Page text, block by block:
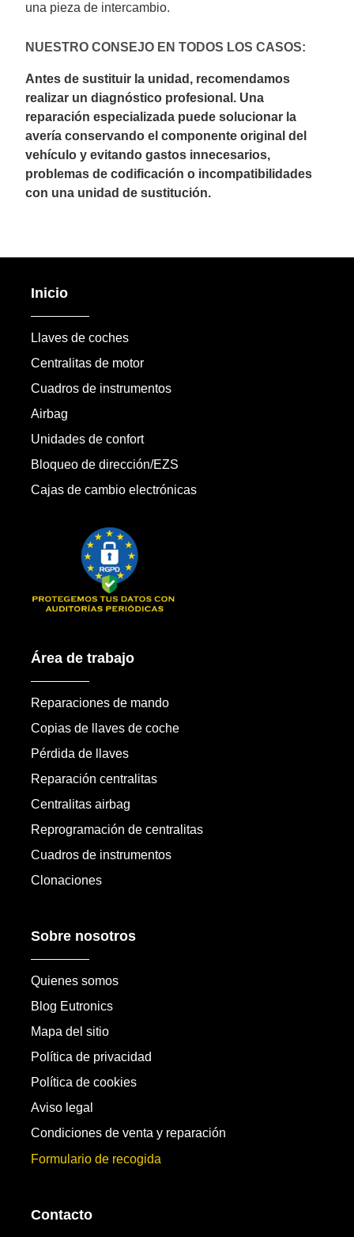
una pieza de intercambio.
NUESTRO CONSEJO EN TODOS LOS CASOS:
Antes de sustituir la unidad, recomendamos
realizar un diagnóstico profesional. Una
reparación especializada puede solucionar la
avería conservando el componente original del
vehículo y evitando gastos innecesarios,
problemas de codificación o incompatibilidades
con una unidad de sustitución.
Inicio
Llaves de coches
Centralitas de motor
Cuadros de instrumentos
Airbag
Unidades de confort
Bloqueo de dirección/EZS
Cajas de cambio electrónicas
Área de trabajo
Reparaciones de mando
Copias de llaves de coche
Pérdida de llaves
Reparación centralitas
Centralitas airbag
Reprogramación de centralitas
Cuadros de instrumentos
Clonaciones
Sobre nosotros
Quienes somos
Blog Eutronics
Mapa del sitio
Política de privacidad
Política de cookies
Aviso legal
Condiciones de venta y reparación
Formulario de recogida
Contacto